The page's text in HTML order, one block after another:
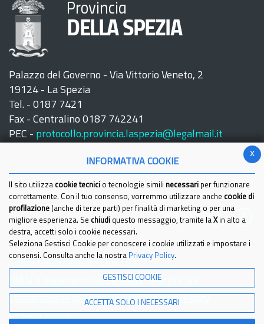
Provincia
DELLA SPEZIA
Palazzo del Governo - Via Vittorio Veneto, 2
19124 - La Spezia
Tel. - 0187 7421
Fax - Centralino 0187 742241
PEC - protocollo.provincia.laspezia@legalmail.it
Seguici su:
IBAN e pagamenti informatici
Partita Iva
Dichiarazione di Accessibilita'
Cookies Policy
Privacy Policy
x
INFORMATIVA COOKIE
Il sito utilizza cookie tecnici o tecnologie simili necessari per funzionare
correttamente. Con il tuo consenso, vorremmo utilizzare anche cookie di
profilazione (anche di terze parti) per finalità di marketing o per una
migliore esperienza. Se chiudi questo messaggio, tramite la Xin alto a
destra, accetti solo i cookie necessari.
Seleziona Gestisci Cookie per conoscere i cookie utilizzati e impostare i
consensi. Consulta anche la nostra Privacy Policy.
GESTISCI COOKIE
ACCETTA SOLO I NECESSARI